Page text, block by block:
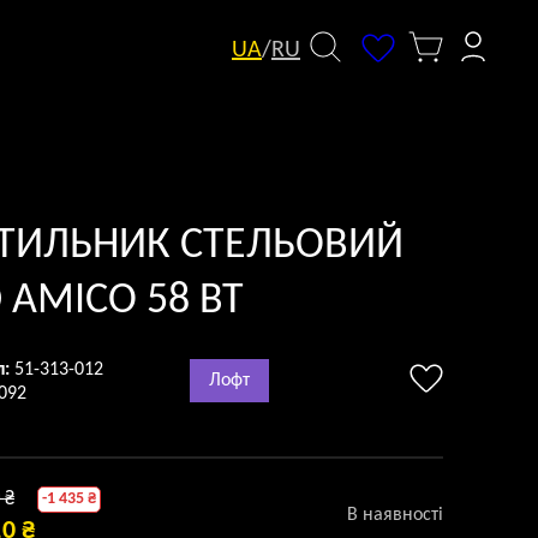
UA/RU
СТЕЛЬОВИЙ
AMICO 58 ВТ
51-313-012
Лофт
₴ОРИГІНАЛЬНА
ЦІНА:
₴
-1 435 ₴
В наявності